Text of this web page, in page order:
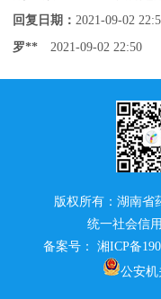
回复日期： 2021-09-02
罗** 2021-09-02 22:50
版权所有：湖南
统一社会信
备案号： 湘ICP备
公安机